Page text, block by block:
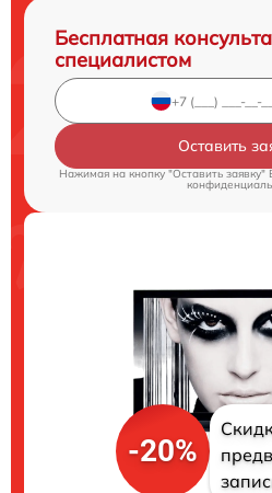
Бесплатная
специалистом
Оставить
Нажимая на кнопку "Оставить
-20%